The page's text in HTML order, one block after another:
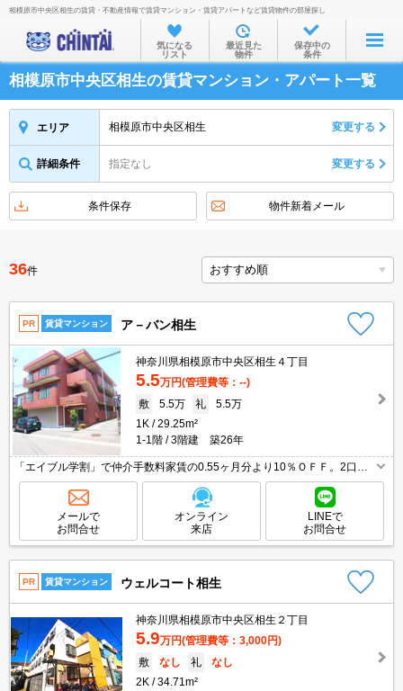
お部屋を探す
沿線・駅から
住所から
家賃相場から
物件特集から
不動産会社から
TOP
相模原市中央区相生の賃貸・不動産情報で賃貸マンション・賃貸アパートなど賃貸物件の部屋探し
気になる
リスト
最近見た
物件
保存中の
条件
相模原市中央区相生の賃貸マンション・アパート一覧
エリア 相模原市中央区相生 変更する
詳細条件 指定なし 変更する
条件保存 物件新着メール
36件
PR 賃貸マンション ア－バン相生
神奈川県相模原市中央区相生４丁目
5.5万円(管理費等：--)
敷
5.5万 礼
5.5万
1K
29.25m²
1-1階
3階建 築26年
「エイブル学割」で仲介手数料家賃の0.55ヶ月分より10％ＯＦＦ。2口ガ
スコンロ設置可。独立洗面化粧台付き。収納たっぷり。室内に洗濯機置場
あり。RC造。1階角部屋。退去時の清掃費実費。
メールで
お問合せ
オンライン
来店
LINEで
お問合せ
PR 賃貸マンション ウェルコート相生
神奈川県相模原市中央区相生２丁目
5.9万円(管理費等：3,000円)
敷
なし 礼
なし
2K
34.71m²